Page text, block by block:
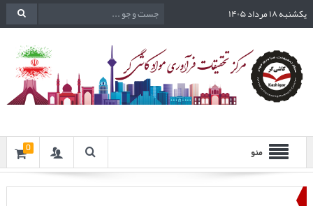
یکشنبه ۱۸ مرداد ۱۴۰۵
منو 0